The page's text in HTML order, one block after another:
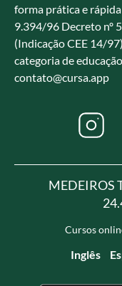
forma prática e
9.394/96 Decreto nº
(Indicação CEE 14/
categoria de
contato@cursa.app
MEDEIROS
Cursos
Inglês